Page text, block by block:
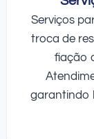
Serviços
troca de
fiação
garantindo